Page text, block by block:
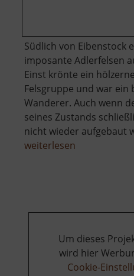
Südlich von Eibenstock
imposante Adlerfelsen
Einst krönte ein
Felsgruppe und war ein
Wanderer. Auch wenn
seines Zustands
nicht wieder aufgebaut
weiterlesen
Um dieses
wird hier
Cookie-